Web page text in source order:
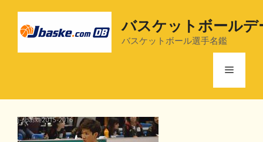
バスケットボールデ
バスケットボール選手名鑑
メ